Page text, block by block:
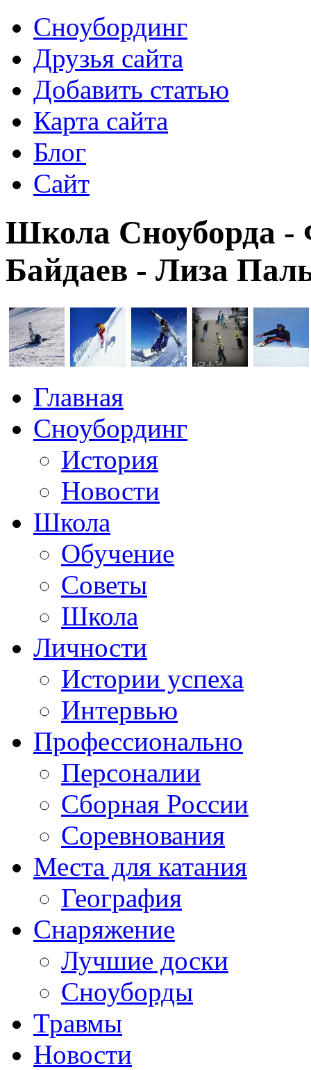
Сноубординг
Друзья сайта
Добавить статью
Карта сайта
Блог
Сайт
Школа Сноуборда
Байдаев - Лиза
Главная
Сноубординг
История
Новости
Школа
Обучение
Советы
Школа
Личности
Истории успеха
Интервью
Профессионально
Персоналии
Сборная России
Соревнования
Места для катания
География
Снаряжение
Лучшие доски
Сноуборды
Травмы
Новости